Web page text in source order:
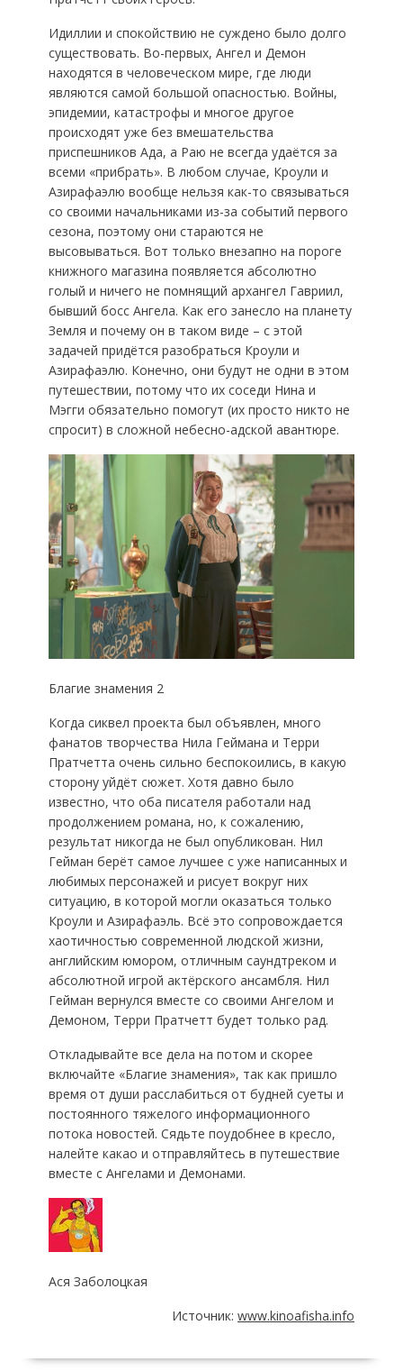
Идиллии и спокойствию не суждено было долго
существовать. Во-первых, Ангел и Демон
находятся в человеческом мире, где люди
являются самой большой опасностью. Войны,
эпидемии, катастрофы и многое другое
происходят уже без вмешательства
приспешников Ада, а Раю не всегда удаётся за
всеми «прибрать». В любом случае, Кроули и
Азирафаэлю вообще нельзя как-то связываться
со своими начальниками из-за событий первого
сезона, поэтому они стараются не
высовываться. Вот только внезапно на пороге
книжного магазина появляется абсолютно
голый и ничего не помнящий архангел Гавриил,
бывший босс Ангела. Как его занесло на планету
Земля и почему он в таком виде – с этой
задачей придётся разобраться Кроули и
Азирафаэлю. Конечно, они будут не одни в этом
путешествии, потому что их соседи Нина и
Мэгги обязательно помогут (их просто никто не
спросит) в сложной небесно-адской авантюре.
Благие знамения 2
Когда сиквел проекта был объявлен, много
фанатов творчества Нила Геймана и Терри
Пратчетта очень сильно беспокоились, в какую
сторону уйдёт сюжет. Хотя давно было
известно, что оба писателя работали над
продолжением романа, но, к сожалению,
результат никогда не был опубликован. Нил
Гейман берёт самое лучшее с уже написанных и
любимых персонажей и рисует вокруг них
ситуацию, в которой могли оказаться только
Кроули и Азирафаэль. Всё это сопровождается
хаотичностью современной людской жизни,
английским юмором, отличным саундтреком и
абсолютной игрой актёрского ансамбля. Нил
Гейман вернулся вместе со своими Ангелом и
Демоном, Терри Пратчетт будет только рад.
Откладывайте все дела на потом и скорее
включайте «Благие знамения», так как пришло
время от души расслабиться от будней суеты и
постоянного тяжелого информационного
потока новостей. Сядьте поудобнее в кресло,
налейте какао и отправляйтесь в путешествие
вместе с Ангелами и Демонами.
Ася Заболоцкая
Источник:www.kinoafisha.info